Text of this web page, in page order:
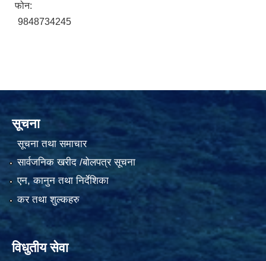
फोन:
9848734245
सूचना
सूचना तथा समाचार
सार्वजनिक खरीद /बोलपत्र सूचना
एन, कानुन तथा निर्देशिका
कर तथा शुल्कहरु
विधुतीय सेवा